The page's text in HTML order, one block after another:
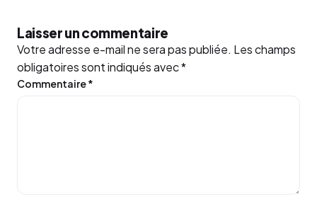
Laisser un commentaire
Votre adresse e-mail ne sera pas publiée. Les champs
obligatoires sont indiqués avec*
Commentaire*